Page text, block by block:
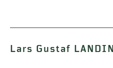
Lars Gustaf LANDIN